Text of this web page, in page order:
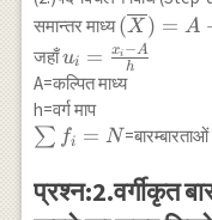
समान्तर माध्य
f_i
(X ) = A
जहाँu_i=\frac{x_i-
A}{h}
ui = h
xi −A
A=कल्पित माध्य
h=वर्ग माप
\sum
∑ fi = N
प्रश्न:2.वर्गीकृत